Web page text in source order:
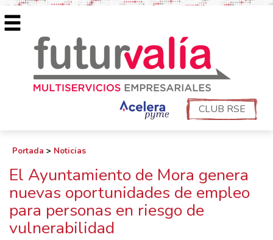
CLUB RSE
Portada > Noticias
El Ayuntamiento de Mora genera
nuevas oportunidades de empleo
para personas en riesgo de
vulnerabilidad